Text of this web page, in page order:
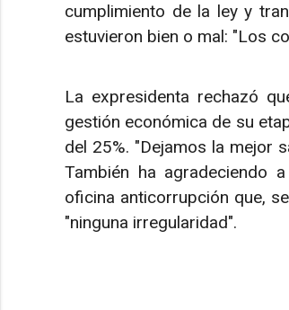
cumplimiento de la ley y
estuvieron bien o mal: "Los
La expresidenta rechazó
gestión económica de su
del 25%. "Dejamos la mejor
También ha agradeciendo
oficina anticorrupción que,
"ninguna irregularidad".